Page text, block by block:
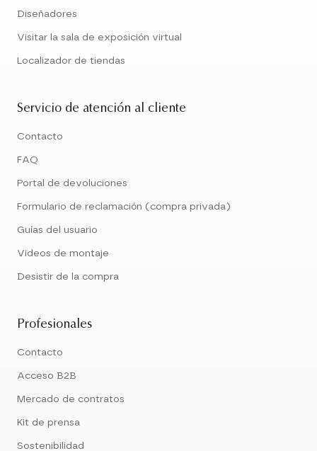
Diseñadores
Visitar la sala de exposición virtual
Localizador de tiendas
Servicio de atención al cliente
Contacto
FAQ
Portal de devoluciones
Formulario de reclamación (compra privada)
Guías del usuario
Videos de montaje
Desistir de la compra
Profesionales
Contacto
Acceso B2B
Mercado de contratos
Kit de prensa
Sostenibilidad